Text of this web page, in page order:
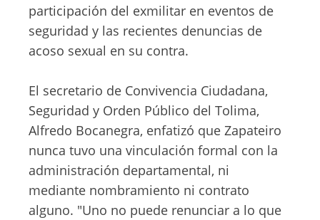
participación del exmilitar en eventos de
seguridad y las recientes denuncias de
acoso sexual en su contra.
El secretario de Convivencia Ciudadana,
Seguridad y Orden Público del Tolima,
Alfredo Bocanegra, enfatizó que Zapateiro
nunca tuvo una vinculación formal con la
administración departamental, ni
mediante nombramiento ni contrato
alguno. "Uno no puede renunciar a lo que